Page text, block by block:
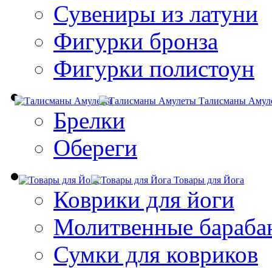
Сувениры из латуни
Фигурки бронза
Фигурки полистоун
Талисманы
Брелки
Обереги
Товары для Йога
Коврики для йоги
Молитвенные
Сумки для ковриков